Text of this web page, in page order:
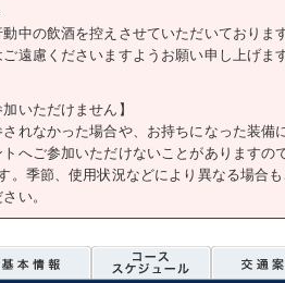
中の飲酒を控えさせていただいており
遠慮くださいますようお願い申し上げま
いただけません】
れなかった場合や、お持ちになった装
へご参加いただけないことがありますの
。季節、使用状況などにより異なる場合
い。